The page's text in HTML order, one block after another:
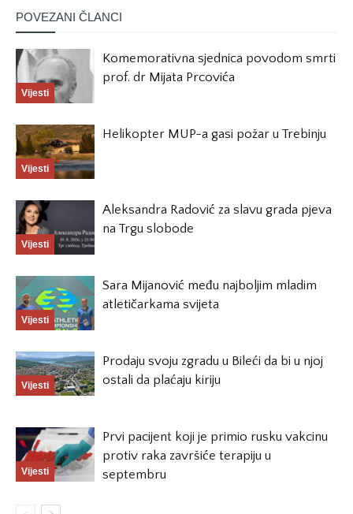
POVEZANI ČLANCI
Vijesti
Komemorativna sjednica povodom smrti
prof. dr Mijata Prcovića
Vijesti
Helikopter MUP-a gasi požar u Trebinju
Vijesti
Aleksandra Radović za slavu grada pjeva
na Trgu slobode
Vijesti
Sara Mijanović među najboljim mladim
atletičarkama svijeta
Vijesti
Prodaju svoju zgradu u Bileći da bi u njoj
ostali da plaćaju kiriju
Vijesti
Prvi pacijent koji je primio rusku vakcinu
protiv raka završiće terapiju u
septembru